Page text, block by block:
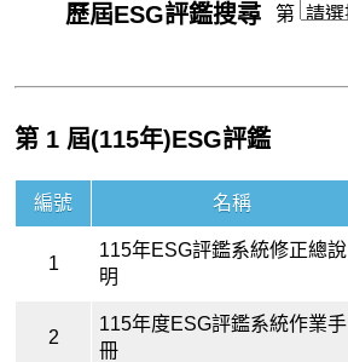
歷屆ESG評鑑搜尋 第
第 1 屆(115年)ESG評鑑
編號 名稱
1
115年ESG評鑑系統修正總說
明
2
115年度ESG評鑑系統作業手
冊